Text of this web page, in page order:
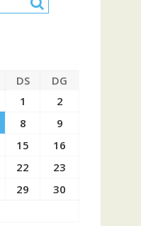
DS
DG
1
2
8
9
15
16
22
23
29
30